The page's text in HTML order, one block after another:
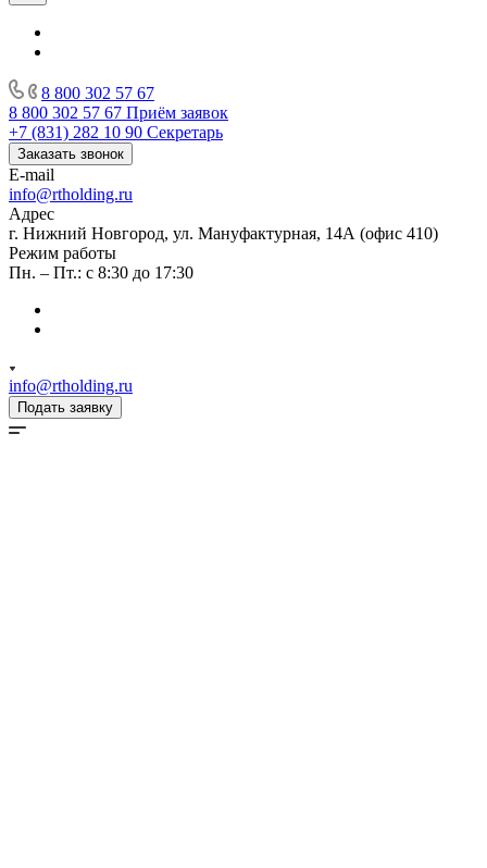
8 800 302 57 67
8 800 302 57 67 Приём заявок
+7 (831) 282 10 90 Секретарь
Заказать звонок
E-mail
info@rtholding.ru
Адрес
г. Нижний Новгород, ул. Мануфактурная, 14А (офис 410)
Режим работы
Пн. – Пт.: с 8:30 до 17:30
info@rtholding.ru
Подать заявку